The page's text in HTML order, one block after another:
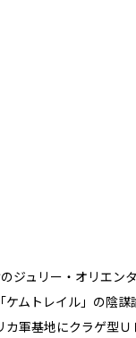
ュリー・オリエン
ムトレイル」の陰
軍基地にクラゲ型